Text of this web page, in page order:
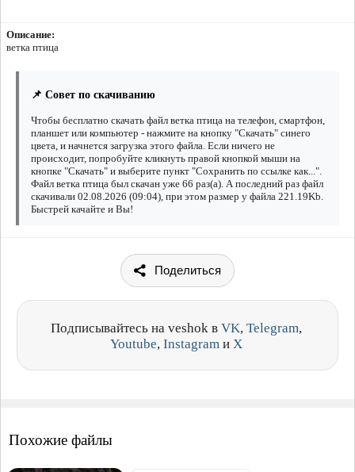
Описание:
ветка птица
📌 Совет по скачиванию
Чтобы бесплатно скачать файл ветка птица на телефон, смартфон,
планшет или компьютер - нажмите на кнопку "Скачать" синего
цвета, и начнется загрузка этого файла. Если ничего не
происходит, попробуйте кликнуть правой кнопкой мыши на
кнопке "Скачать" и выберите пункт "Сохранить по ссылке как...".
Файл ветка птица был скачан уже 66 раз(а). А последний раз файл
скачивали 02.08.2026 (09:04), при этом размер у файла 221.19Kb.
Быстрей качайте и Вы!
Поделиться
Подписывайтесь на veshok в VK, Telegram,
Youtube, Instagram и X
Похожие файлы